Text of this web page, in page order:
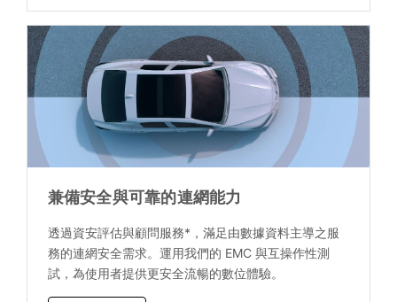
兼備安全與可靠的連網能力
透過資安評估與顧問服務*，滿足由數據資料主導之服
務的連網安全需求。運用我們的 EMC 與互操作性測
試，為使用者提供更安全流暢的數位體驗。